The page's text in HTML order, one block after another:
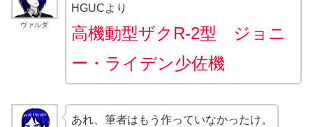
ヴァルダ
HGUCより
高機動型ザクR-2型 ジョニ
ー・ライデン少佐機
あれ、筆者はもう作っていなかったけ。